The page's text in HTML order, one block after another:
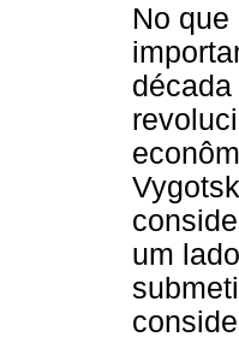
No
um